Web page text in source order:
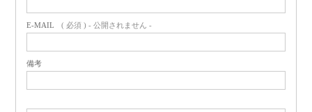
E-MAIL ( 必須 ) - 公開されません -
備考